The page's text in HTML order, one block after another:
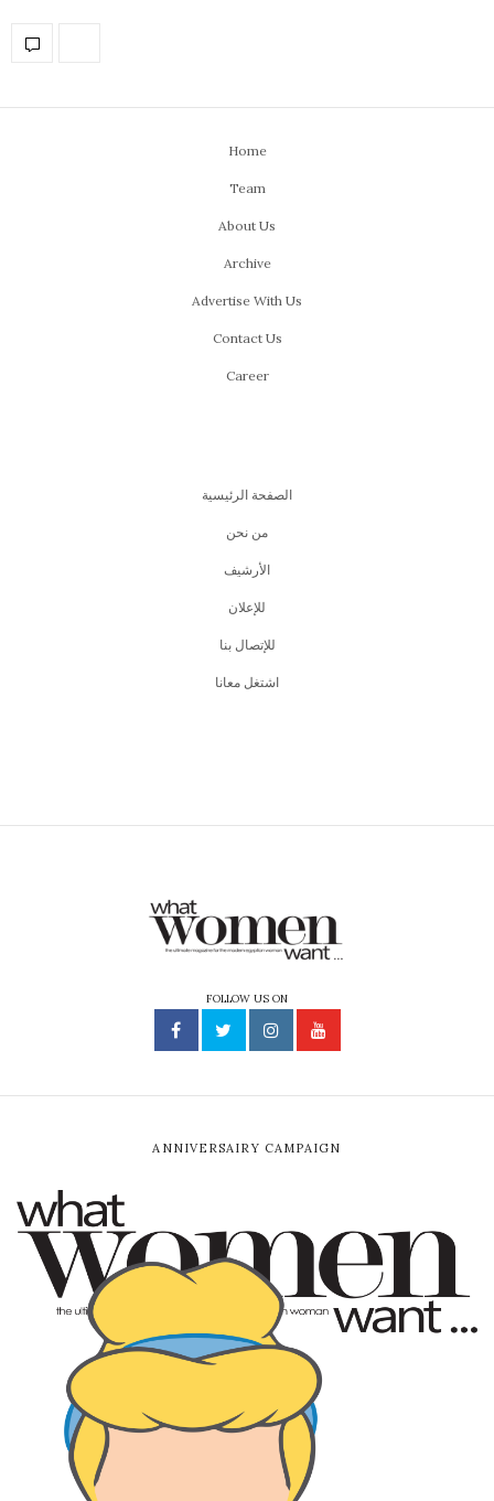
Home
Team
About Us
Archive
Advertise With Us
Contact Us
Career
الصفحة الرئيسية
من نحن
اﻷرشيف
للإعلان
للإتصال بنا
اشتغل معانا
FOLLOW US ON
ANNIVERSAIRY CAMPAIGN